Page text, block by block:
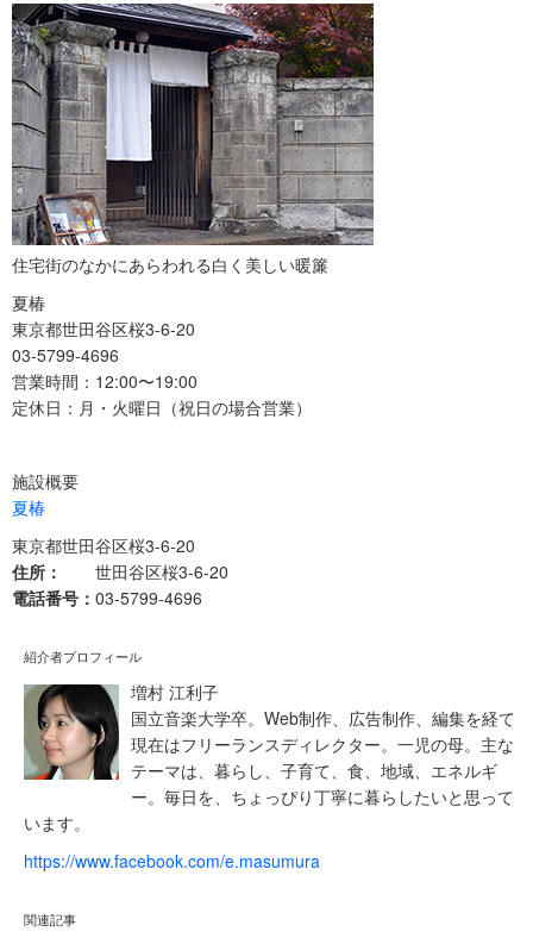
住宅街のなかにあらわれる白く美しい暖簾
夏椿
東京都世田谷区桜3-6-20
03-5799-4696
営業時間：12:00〜19:00
定休日：月・火曜日（祝日の場合営業）
施設概要
夏椿
東京都世田谷区桜3-6-20
住所：
世田谷区桜3-6-20
電話番号： 03-5799-4696
紹介者プロフィール
増村 江利子
国立音楽大学卒。Web制作、広告制作、編集を経て
現在はフリーランスディレクター。一児の母。主な
テーマは、暮らし、子育て、食、地域、エネルギ
ー。毎日を、ちょっぴり丁寧に暮らしたいと思って
います。
https://www.facebook.com/e.masumura
関連記事